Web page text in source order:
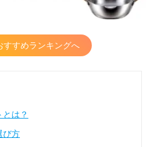
すめランキングへ
は？
び方